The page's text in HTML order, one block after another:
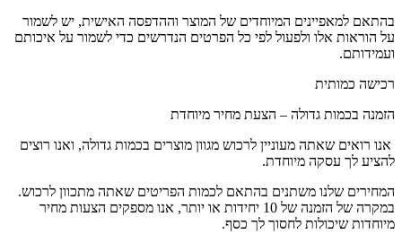
בהתאם למאפיינים המיוחדים של המוצר וההדפסה האישית, יש לשמור
על הוראות אלו ולפעול לפי כל הפרטים הנדרשים כדי לשמור על איכותם
ועמידותם.
רכישה כמותית
הזמנה בכמות גדולה – הצעת מחיר מיוחדת
אנו רואים שאתה מעוניין לרכוש מגוון מוצרים בכמות גדולה, ואנו רוצים
להציע לך עסקה מיוחדת.
המחירים שלנו משתנים בהתאם לכמות הפריטים שאתה מתכוון לרכוש.
במקרה של הזמנה של 10 יחידות או יותר, אנו מספקים הצעות מחיר
מיוחדות שיכולות לחסוך לך כסף.